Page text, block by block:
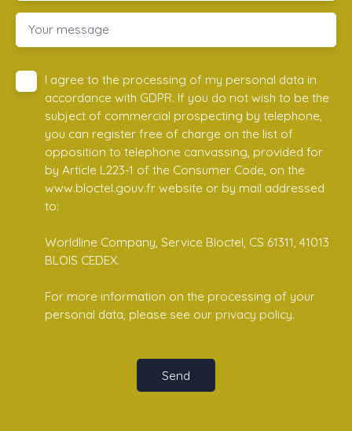
Your message
I agree to the processing of my personal data in
accordance with GDPR. If you do not wish to be the
subject of commercial prospecting by telephone,
you can register free of charge on the list of
opposition to telephone canvassing, provided for
by Article L223-1 of the Consumer Code, on the
www.bloctel.gouv.fr website or by mail addressed
to:
Worldline Company, Service Bloctel, CS 61311, 41013
BLOIS CEDEX.
For more information on the processing of your
personal data, please see our privacy policy.
Send